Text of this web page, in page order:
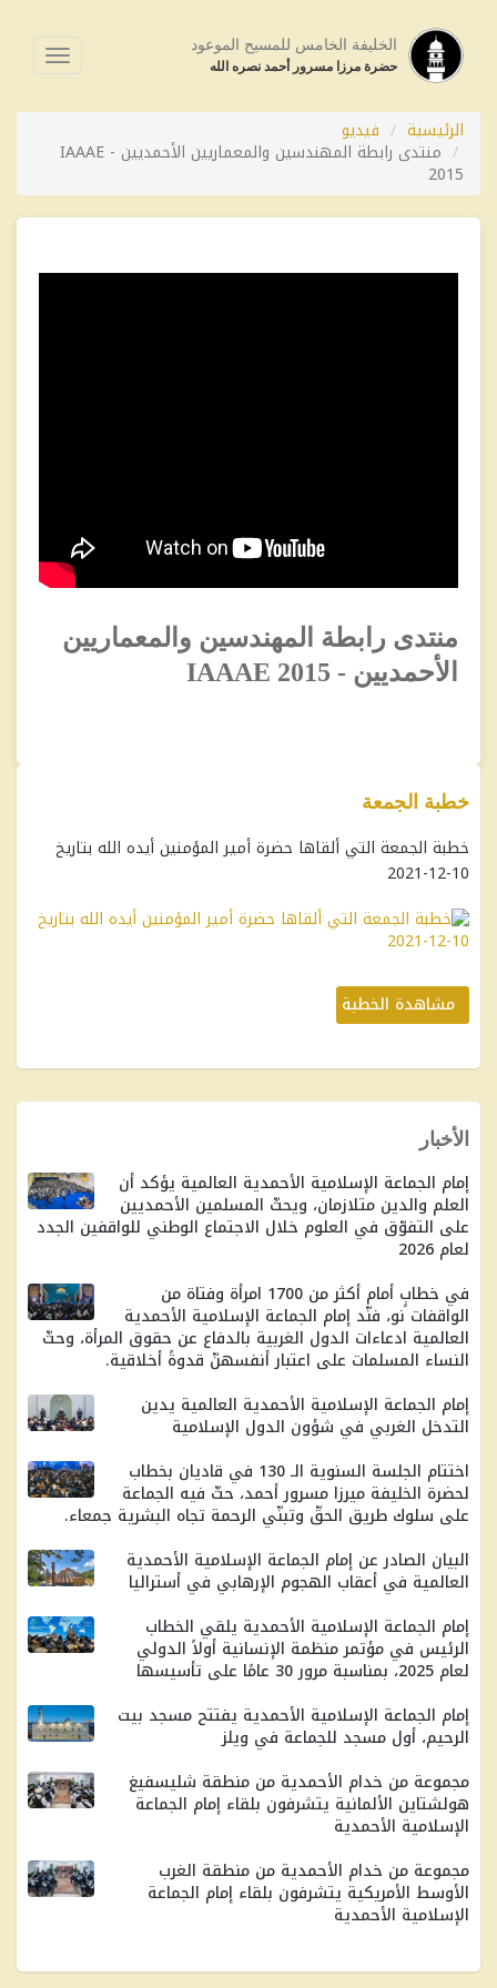
فتح الخليفة الخامس للمسيح الموعود
حضرة مرزا مسرور أحمد نصره الله
الرئيسية فيديو
منتدى رابطة المهندسين والمعماريين الأحمديين - IAAAE
2015
منتدى رابطة المهندسين والمعماريين
الأحمديين - IAAAE 2015
خطبة الجمعة
خطبة الجمعة التي ألقاها حضرة أمير المؤمنين أيده الله بتاريخ
10-12-2021
مشاهدة الخطبة
الأخبار
إمام الجماعة الإسلامية الأحمدية العالمية يؤكد أن
العلم والدين متلازمان، ويحثّ المسلمين الأحمديين
على التفوّق في العلوم خلال الاجتماع الوطني للواقفين الجدد
لعام 2026
في خطابٍ أمام أكثر من 1700 امرأة وفتاة من
الواقفات نو، فنّد إمام الجماعة الإسلامية الأحمدية
العالمية ادعاءات الدول الغربية بالدفاع عن حقوق المرأة، وحثّ
النساء المسلمات على اعتبار أنفسهنّ قدوةً أخلاقية.
إمام الجماعة الإسلامية الأحمدية العالمية يدين
التدخل الغربي في شؤون الدول الإسلامية
اختتام الجلسة السنوية الـ 130 في قاديان بخطاب
لحضرة الخليفة ميرزا ​​مسرور أحمد، حثّ فيه الجماعة
على سلوك طريق الحقّ وتبنّي الرحمة تجاه البشرية جمعاء.
البيان الصادر عن إمام الجماعة الإسلامية الأحمدية
العالمية في أعقاب الهجوم الإرهابي في أستراليا
إمام الجماعة الإسلامية الأحمدية يلقي الخطاب
الرئيس في مؤتمر منظمة الإنسانية أولاً الدولي
لعام 2025، بمناسبة مرور 30 ​​عامًا على تأسيسها
إمام الجماعة الإسلامية الأحمدية يفتتح مسجد بيت
الرحيم، أول مسجد للجماعة في ويلز
مجموعة من خدام الأحمدية من منطقة شليسفيغ
هولشتاين الألمانية يتشرفون بلقاء إمام الجماعة
الإسلامية الأحمدية
مجموعة من خدام الأحمدية من منطقة الغرب
الأوسط الأمريكية يتشرفون بلقاء إمام الجماعة
الإسلامية الأحمدية